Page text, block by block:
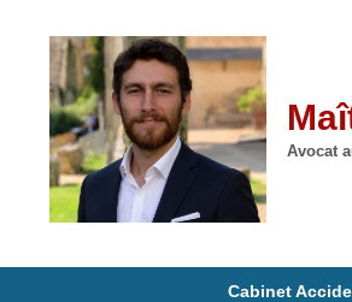
Avocat
Cabinet